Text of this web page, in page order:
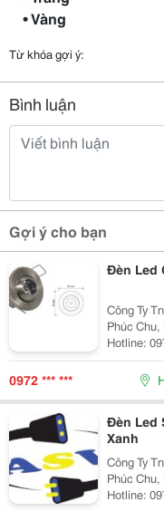
• Vàng
Từ khóa gợi ý:
Bình luận
Gợi ý cho bạn
Đèn Led
Công Ty Tnhh
Phúc Chu, P15,
Hotline: 097
Http://
0972 *** ***
Đèn Led
Xanh
Công Ty Tnhh
Phúc Chu, P15,
Hotline: 097